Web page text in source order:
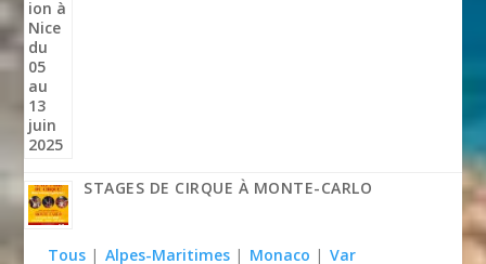
STAGES DE CIRQUE À MONTE-CARLO
Tous | Alpes-Maritimes | Monaco | Var